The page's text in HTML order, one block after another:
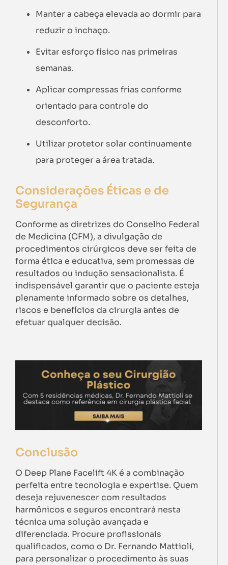
Manter a cabeça elevada ao dormir para
reduzir o inchaço.
Evitar esforço físico nas primeiras
semanas.
Aplicar compressas frias conforme
orientado para controle do
desconforto.
Utilizar protetor solar continuamente
para proteger a área tratada.
Considerações Éticas e de
Segurança
Conforme as diretrizes do Conselho Federal
de Medicina (CFM), a divulgação de
procedimentos cirúrgicos deve ser feita de
forma ética e educativa, sem promessas de
resultados ou indução sensacionalista. É
indispensável garantir que o paciente esteja
plenamente informado sobre os detalhes,
riscos e benefícios da cirurgia antes de
efetuar qualquer decisão.
Conclusão
O Deep Plane Facelift 4K é a combinação
perfeita entre tecnologia e expertise. Quem
deseja rejuvenescer com resultados
harmônicos e seguros encontrará nesta
técnica uma solução avançada e
diferenciada. Procure profissionais
qualificados, como o Dr. Fernando Mattioli,
para personalizar o procedimento às suas